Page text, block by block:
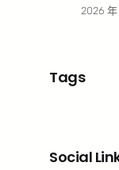
2026 年
Tags
Social